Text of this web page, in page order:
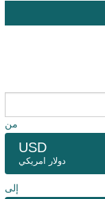
من
USD
دولار امريكي
إلى